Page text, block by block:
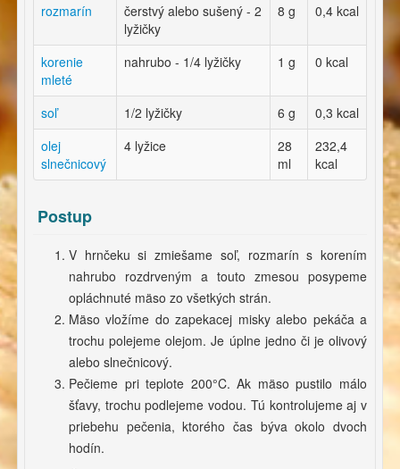
rozmarín
čerstvý alebo sušený - 2
lyžičky
8 g 0,4 kcal
korenie
mleté
nahrubo - 1/4 lyžičky 1 g 0 kcal
soľ 1/2 lyžičky 6 g
0,3 kcal
olej
slnečnicový
4 lyžice
28
ml
232,4
kcal
Postup
V hrnčeku si zmiešame soľ, rozmarín s korením
nahrubo rozdrveným a touto zmesou posypeme
opláchnuté mäso zo všetkých strán.
Mäso vložíme do zapekacej misky alebo pekáča a
trochu polejeme olejom. Je úplne jedno či je olivový
alebo slnečnicový.
Pečieme pri teplote 200°C. Ak mäso pustilo málo
šťavy, trochu podlejeme vodou. Tú kontrolujeme aj v
priebehu pečenia, ktorého čas býva okolo dvoch
hodín.